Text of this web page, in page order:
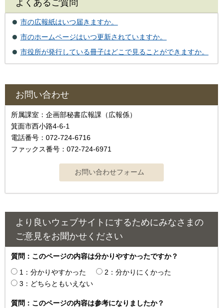
よくあるご質問
市の広報紙はいつ届きますか。
市のホームページはいつ更新されていますか。
市役所が発行している冊子はどこで見ることができますか。
お問い合わせ
所属課室：企画部秘書広報課（広報係）
箕面市西小路4‐6‐1
電話番号：072-724-6716
ファックス番号：072-724-6971
より良いウェブサイトにするためにみなさまの
ご意見をお聞かせください
質問：このページの内容は分かりやすかったですか？
1：分かりやすかった
2：分かりにくかった
3：どちらともいえない
質問：このページの内容は参考になりましたか？